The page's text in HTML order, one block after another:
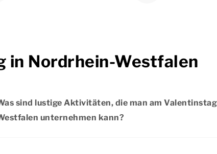
in Nordrhein-Westfalen
sind lustige Aktivitäten, die man am
unternehmen kann?